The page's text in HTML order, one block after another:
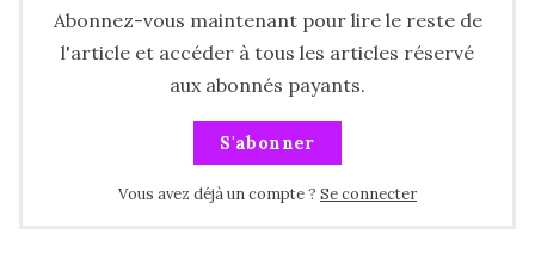
Abonnez-vous maintenant pour lire le reste de
l'article et accéder à tous les articles réservé
aux abonnés payants.
S'abonner
Vous avez déjà un compte ? Se connecter